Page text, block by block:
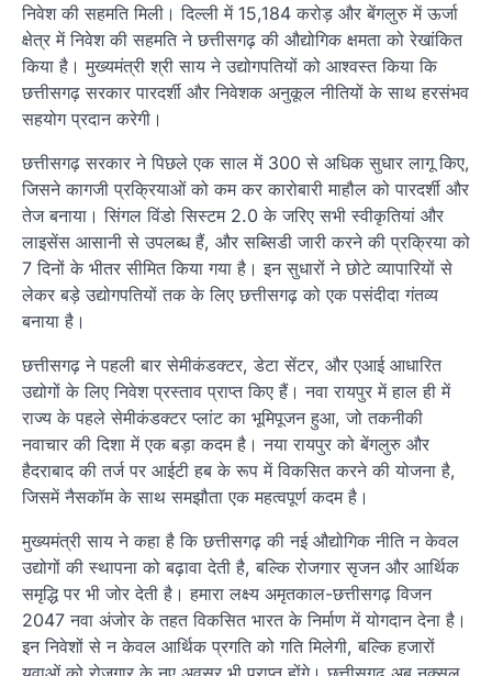
निवेश की सहमति मिली। दिल्ली में 15,184 करोड़ और बेंगलुरु में ऊर्जा
क्षेत्र में निवेश की सहमति ने छत्तीसगढ़ की औद्योगिक क्षमता को रेखांकित
किया है। मुख्यमंत्री श्री साय ने उद्योगपतियों को आश्वस्त किया कि
छत्तीसगढ़ सरकार पारदर्शी और निवेशक अनुकूल नीतियों के साथ हरसंभव
सहयोग प्रदान करेगी।
छत्तीसगढ़ सरकार ने पिछले एक साल में 300 से अधिक सुधार लागू किए,
जिसने कागजी प्रक्रियाओं को कम कर कारोबारी माहौल को पारदर्शी और
तेज बनाया। सिंगल विंडो सिस्टम 2.0 के जरिए सभी स्वीकृतियां और
लाइसेंस आसानी से उपलब्ध हैं, और सब्सिडी जारी करने की प्रक्रिया को
7 दिनों के भीतर सीमित किया गया है। इन सुधारों ने छोटे व्यापारियों से
लेकर बड़े उद्योगपतियों तक के लिए छत्तीसगढ़ को एक पसंदीदा गंतव्य
बनाया है।
छत्तीसगढ़ ने पहली बार सेमीकंडक्टर, डेटा सेंटर, और एआई आधारित
उद्योगों के लिए निवेश प्रस्ताव प्राप्त किए हैं। नवा रायपुर में हाल ही में
राज्य के पहले सेमीकंडक्टर प्लांट का भूमिपूजन हुआ, जो तकनीकी
नवाचार की दिशा में एक बड़ा कदम है। नया रायपुर को बेंगलुरु और
हैदराबाद की तर्ज पर आईटी हब के रूप में विकसित करने की योजना है,
जिसमें नैसकॉम के साथ समझौता एक महत्वपूर्ण कदम है।
मुख्यमंत्री साय ने कहा है कि छत्तीसगढ़ की नई औद्योगिक नीति न केवल
उद्योगों की स्थापना को बढ़ावा देती है, बल्कि रोजगार सृजन और आर्थिक
समृद्धि पर भी जोर देती है। हमारा लक्ष्य अमृतकाल-छत्तीसगढ़ विजन
2047 नवा अंजोर के तहत विकसित भारत के निर्माण में योगदान देना है।
इन निवेशों से न केवल आर्थिक प्रगति को गति मिलेगी, बल्कि हजारों